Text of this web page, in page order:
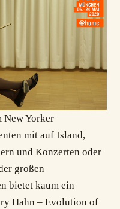
New Yorker
mit auf Island,
und Konzerten oder
großen
bietet kaum ein
Hahn – Evolution of